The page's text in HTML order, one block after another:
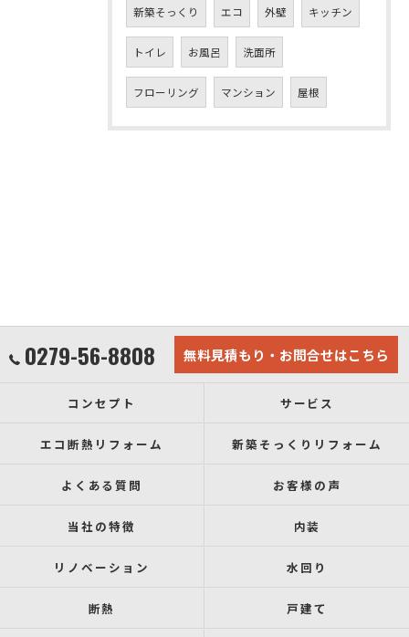
新築そっくり エコ 外壁 キッチン
トイレ お風呂 洗面所
フローリング マンション 屋根
0279-56-8808 無料見積もり・お問合せはこちら
コンセプト サービス
エコ断熱リフォーム 新築そっくりリフォーム
よくある質問 お客様の声
当社の特徴 内装
リノベーション 水回り
断熱 戸建て